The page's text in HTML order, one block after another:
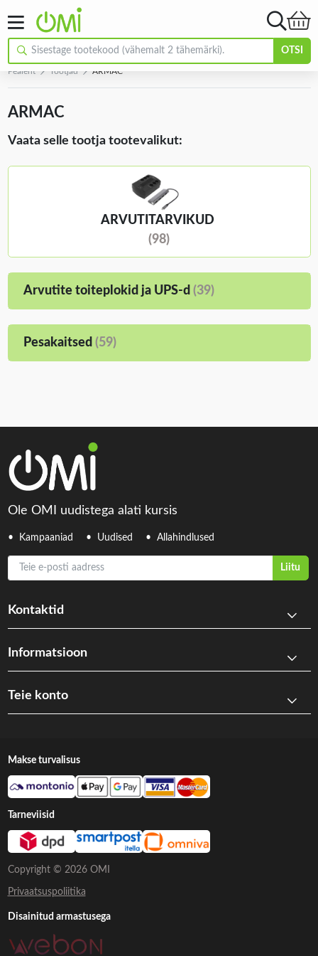
OTSI
Pealeht Tootjad ARMAC
ARMAC
Vaata selle tootja tootevalikut:
ARVUTITARVIKUD
(98)
Arvutite toiteplokid ja UPS-d (39)
Pesakaitsed (59)
Ole OMI uudistega alati kursis
Kampaaniad Uudised Allahindlused
Teie e-posti aadress
Liitu
Kontaktid
Informatsioon
Teie konto
Copyright © 2026 OMI
Privaatsuspoliitika
Makse turvalisus
Tarneviisid
Disainitud armastusega